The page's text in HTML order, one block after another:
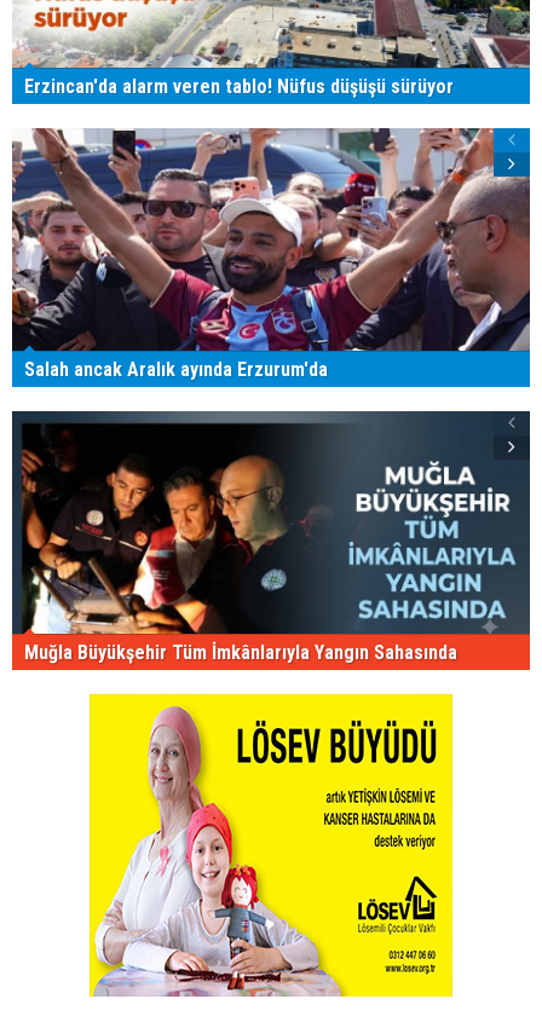
Erzincan'da alarm veren tablo! Nüfus düşüşü sürüyor
Salah ancak Aralık ayında Erzurum'da
Muğla Büyükşehir Tüm İmkânlarıyla Yangın Sahasında